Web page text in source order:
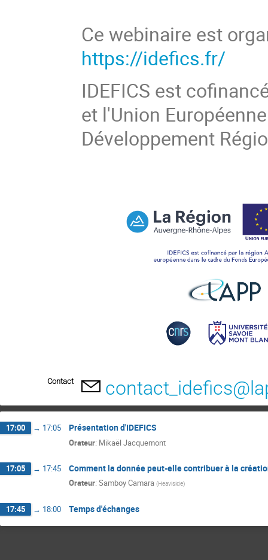
Ce webinaire est
https://idefics.fr/
IDEFICS est
et l'Union
Développement
Contact
17:00 → 17:05 Présentation d'IDEFICS
Orateur: Mikaël Jacquemont
17:05 → 17:45 Comment la donnée peut-elle contribuer à la
Orateur: Samboy Camara (Heaviside)
17:45 → 18:00 Temps d'échanges